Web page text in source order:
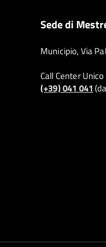
Sede di
Municipio, Via
Call Center Unico
(+39) 041 041